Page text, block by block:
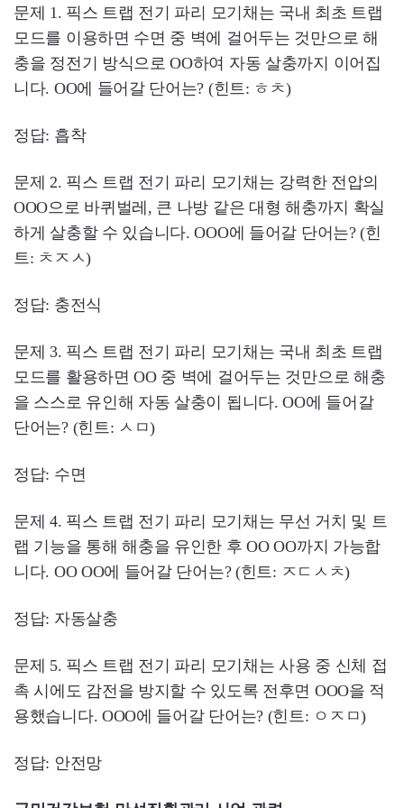
문제 1. 픽스 트랩 전기 파리 모기채는 국내 최초 트랩
모드를 이용하면 수면 중 벽에 걸어두는 것만으로 해
충을 정전기 방식으로 OO하여 자동 살충까지 이어집
니다. OO에 들어갈 단어는? (힌트: ㅎㅊ)
정답: 흡착
문제 2. 픽스 트랩 전기 파리 모기채는 강력한 전압의
OOO으로 바퀴벌레, 큰 나방 같은 대형 해충까지 확실
하게 살충할 수 있습니다. OOO에 들어갈 단어는? (힌
트: ㅊㅈㅅ)
정답: 충전식
문제 3. 픽스 트랩 전기 파리 모기채는 국내 최초 트랩
모드를 활용하면 OO 중 벽에 걸어두는 것만으로 해충
을 스스로 유인해 자동 살충이 됩니다. OO에 들어갈
단어는? (힌트: ㅅㅁ)
정답: 수면
문제 4. 픽스 트랩 전기 파리 모기채는 무선 거치 및 트
랩 기능을 통해 해충을 유인한 후 OO OO까지 가능합
니다. OO OO에 들어갈 단어는? (힌트: ㅈㄷㅅㅊ)
정답: 자동살충
문제 5. 픽스 트랩 전기 파리 모기채는 사용 중 신체 접
촉 시에도 감전을 방지할 수 있도록 전후면 OOO을 적
용했습니다. OOO에 들어갈 단어는? (힌트: ㅇㅈㅁ)
정답: 안전망